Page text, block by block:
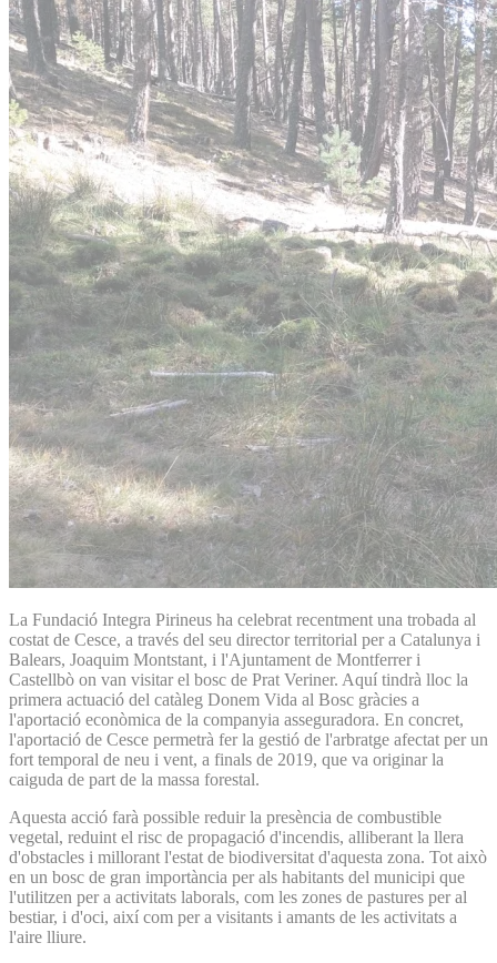
La Fundació Integra Pirineus ha celebrat recentment una trobada al
costat de Cesce, a través del seu director territorial per a Catalunya i
Balears, Joaquim Montstant, i l'Ajuntament de Montferrer i
Castellbò on van visitar el bosc de Prat Veriner. Aquí tindrà lloc la
primera actuació del catàleg Donem Vida al Bosc gràcies a
l'aportació econòmica de la companyia asseguradora. En concret,
l'aportació de Cesce permetrà fer la gestió de l'arbratge afectat per un
fort temporal de neu i vent, a finals de 2019, que va originar la
caiguda de part de la massa forestal.
Aquesta acció farà possible reduir la presència de combustible
vegetal, reduint el risc de propagació d'incendis, alliberant la llera
d'obstacles i millorant l'estat de biodiversitat d'aquesta zona. Tot això
en un bosc de gran importància per als habitants del municipi que
l'utilitzen per a activitats laborals, com les zones de pastures per al
bestiar, i d'oci, així com per a visitants i amants de les activitats a
l'aire lliure.